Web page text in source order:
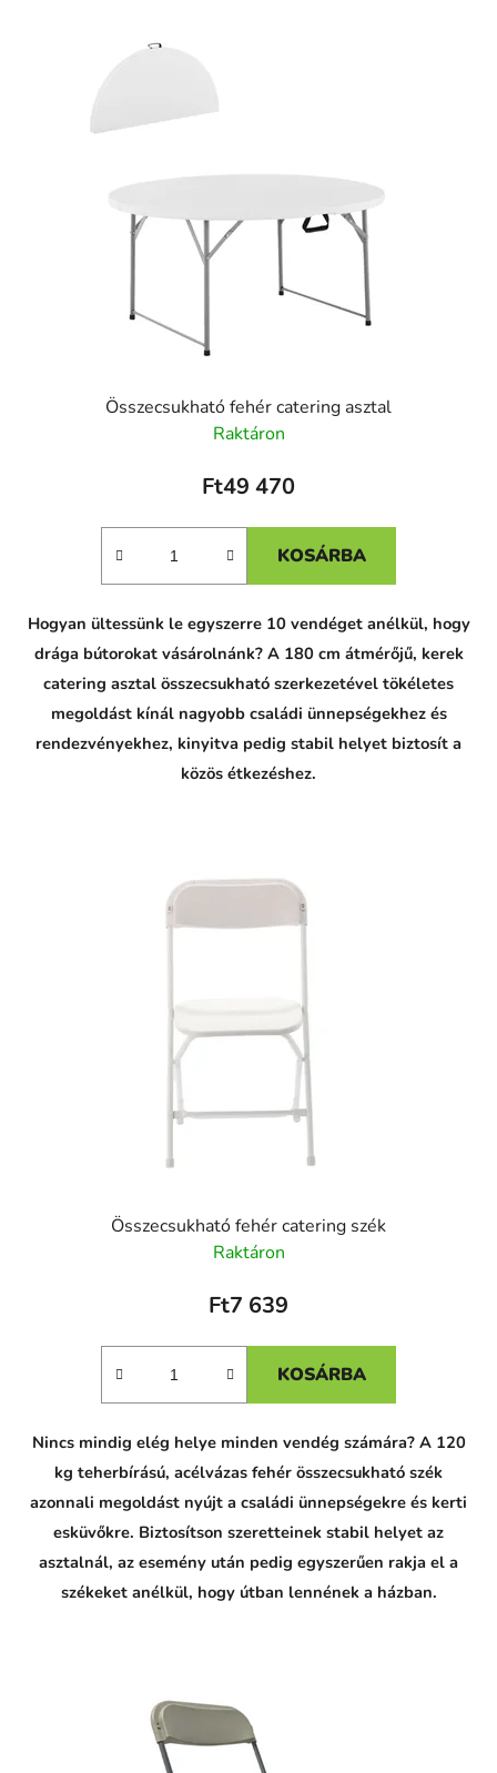
Összecsukható fehér catering asztal
Raktáron
Ft49 470
KOSÁRBA
Hogyan ültessünk le egyszerre 10 vendéget anélkül, hogy
drága bútorokat vásárolnánk? A 180 cm átmérőjű, kerek
catering asztal összecsukható szerkezetével tökéletes
megoldást kínál nagyobb családi ünnepségekhez és
rendezvényekhez, kinyitva pedig stabil helyet biztosít a
közös étkezéshez.
Összecsukható fehér catering szék
Raktáron
Ft7 639
KOSÁRBA
Nincs mindig elég helye minden vendég számára? A 120
kg teherbírású, acélvázas fehér összecsukható szék
azonnali megoldást nyújt a családi ünnepségekre és kerti
esküvőkre. Biztosítson szeretteinek stabil helyet az
asztalnál, az esemény után pedig egyszerűen rakja el a
székeket anélkül, hogy útban lennének a házban.